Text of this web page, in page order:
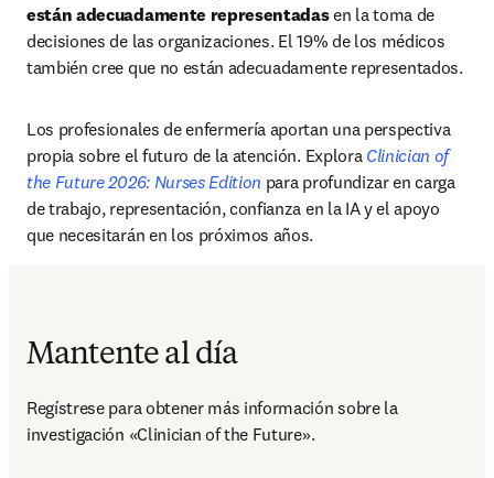
están adecuadamente representadas en la toma de
decisiones de las organizaciones. El 19% de los médicos
también cree que no están adecuadamente representados.
Los profesionales de enfermería aportan una perspectiva
propia sobre el futuro de la atención. Explora Clinician of
the Future 2026: Nurses Edition para profundizar en carga
de trabajo, representación, confianza en la IA y el apoyo
que necesitarán en los próximos años.
Mantente al día
Regístrese para obtener más información sobre la
investigación «Clinician of the Future».